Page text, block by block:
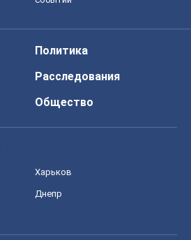
Политика
Расследования
Общество
Харьков
Днепр